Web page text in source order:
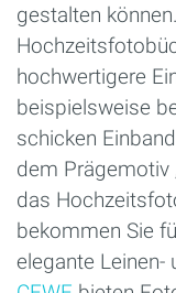
gestalten
hochwertigere
beispielsweise
schicken
dem Prägemotiv
das
bekommen Sie
elegante Leinen-